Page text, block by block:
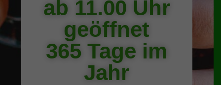
ab 11.00 Uhr
geöffnet
365 Tage im
Jahr